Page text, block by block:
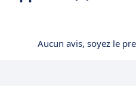
Aucun avis, soyez le